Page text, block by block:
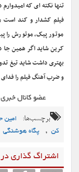
تنها نکته ای که
فیلم کشدار و کند
موتور پیک، موتورش را
کرین شاید اگر همین جا
بهتری داشت شاید تیغ
و ضرب آهنگ فیلم را
برچسب‌ها: امین
کن , پگاه هوشنگی
اشتراگ گذاری